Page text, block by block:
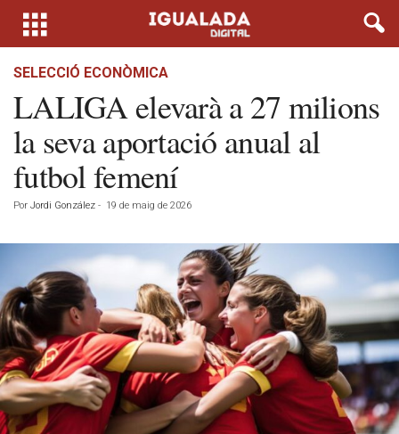
SELECCIÓ ECONÒMICA
LALIGA elevarà a 27 milions
la seva aportació anual al
futbol femení
Por Jordi González - 19 de maig de 2026